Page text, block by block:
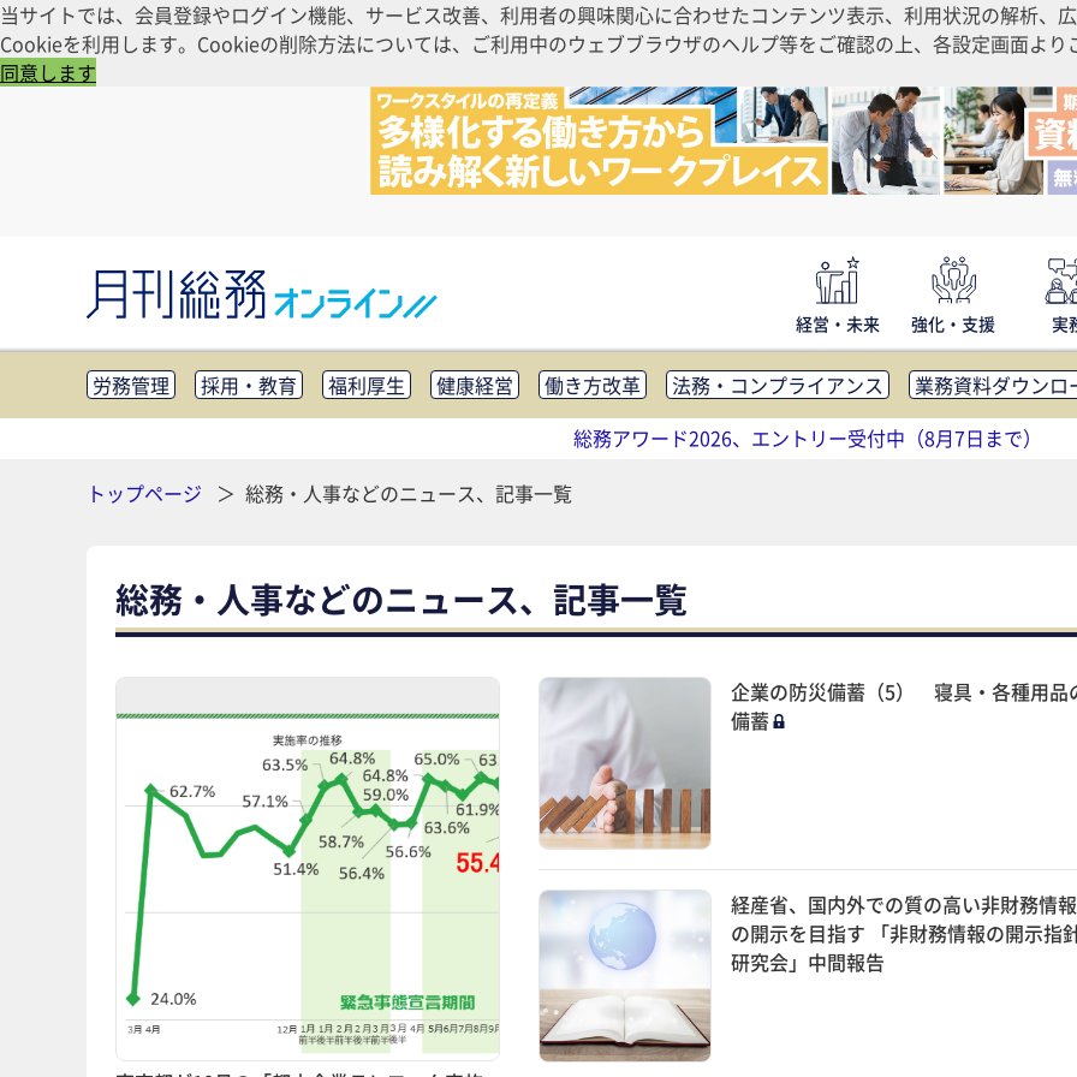
当サイトでは、会員登録やログイン機能、サービス改善、利用者の興味関心に合わせたコンテンツ表示、利用状況の解析、
Cookieを利用します。Cookieの削除方法については、ご利用中のウェブブラウザのヘルプ等をご確認の上、各設定画面よ
同意します
経営・未来 強化・支援 実
労務管理 採用・教育 福利厚生 健康経営 働き方改革 法務・コンプライアンス
業務資料ダウンロ
知財管理
リスクマネジメント・BCP 社外・社内広報 社外・社内コミュニケーション活性化
FM・オフ
助成金・補助金・コスト削減 アウトソーシング・BPO
調査・レ
総務アワード2026、エントリー受付中（8月7日まで）
トップページ
総務・人事などのニュース、記事一覧
総務・人事などのニュース、記事一覧
企業の防災備蓄（5） 寝具・各種用品
備蓄
経産省、国内外での質の高い非財務情報
の開示を目指す 「非財務情報の開示指
研究会」中間報告